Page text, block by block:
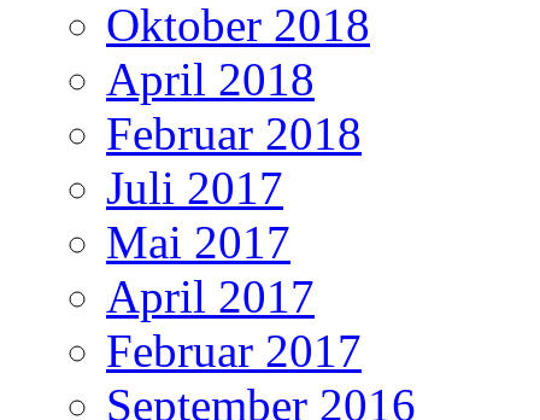
Oktober 2018
April 2018
Februar 2018
Juli 2017
Mai 2017
April 2017
Februar 2017
September 2016